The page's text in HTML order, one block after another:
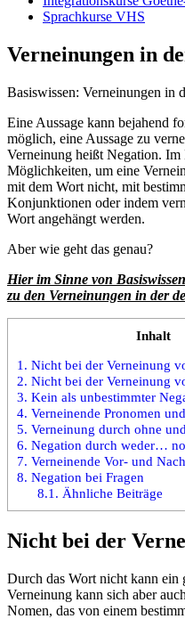
Sprachkurse VHS
Verneinungen in
Basiswissen: Verneinungen in
Eine Aussage kann bejahend
möglich, eine Aussage zu
Verneinung heißt Negation. Im
Möglichkeiten, um eine
mit dem Wort nicht, mit
Konjunktionen oder indem
Wort angehängt werden.
Aber wie geht das genau?
Hier im Sinne von
zu den Verneinungen in der
Inhalt
1. Nicht bei der Verneinung
2. Nicht bei der Verneinung
3. Kein als unbestimmter
4. Verneinende Pronomen
5. Verneinung durch ohne
6. Negation durch weder…
7. Verneinende Vor- und
8. Negation bei Fragen
8.1. Ähnliche Beiträge
Nicht bei der
Durch das Wort nicht kann ein
Verneinung kann sich aber
Nomen, das von einem